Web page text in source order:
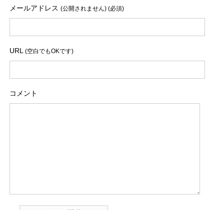
メールアドレス (公開されません) (必須)
URL (空白でもOKです)
コメント